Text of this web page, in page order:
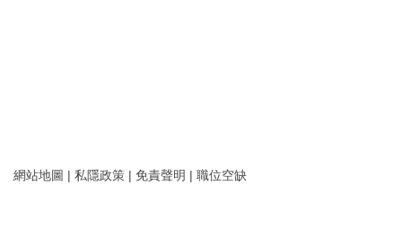
網站地圖 | 私隱政策 | 免責聲明 | 職位空缺